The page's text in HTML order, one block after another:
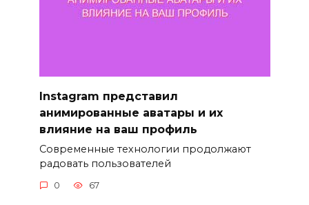
Instagram представил
анимированные аватары и их
влияние на ваш профиль
Современные технологии продолжают
радовать пользователей
0 67